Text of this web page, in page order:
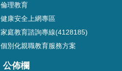
倫理教育
健康安全上網專區
家庭教育諮詢專線(4128185)
個別化親職教育服務方案
公佈欄